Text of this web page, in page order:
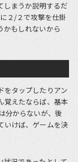
しまうか説明するだ
２/２で攻撃を仕掛
かもしれないから
タップしたりアン
覚えたならば、基本
分からないが、後
いけば、ゲームを決